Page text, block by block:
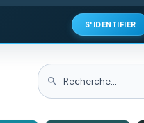
S'IDENTIFIER